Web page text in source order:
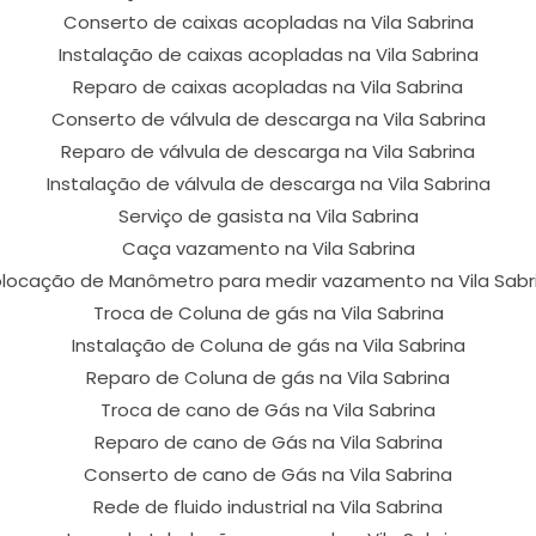
Conserto de caixas acopladas na Vila Sabrina
Instalação de caixas acopladas na Vila Sabrina
Reparo de caixas acopladas na Vila Sabrina
Conserto de válvula de descarga na Vila Sabrina
Reparo de válvula de descarga na Vila Sabrina
Instalação de válvula de descarga na Vila Sabrina
Serviço de gasista na Vila Sabrina
Caça vazamento na Vila Sabrina
de Manômetro para medir vazamento na Vila
Troca de Coluna de gás na Vila Sabrina
Instalação de Coluna de gás na Vila Sabrina
Reparo de Coluna de gás na Vila Sabrina
Troca de cano de Gás na Vila Sabrina
Reparo de cano de Gás na Vila Sabrina
Conserto de cano de Gás na Vila Sabrina
Rede de fluido industrial na Vila Sabrina